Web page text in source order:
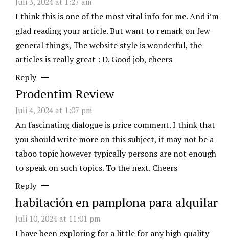
I think this is one of the most vital info for me. And i’m
glad reading your article. But want to remark on few
general things, The website style is wonderful, the
articles is really great : D. Good job, cheers
Reply
Prodentim Review
Juli 4, 2024 at 1:07 pm
An fascinating dialogue is price comment. I think that
you should write more on this subject, it may not be a
taboo topic however typically persons are not enough
to speak on such topics. To the next. Cheers
Reply
habitación en pamplona para alquilar
Juli 10, 2024 at 11:01 pm
I have been exploring for a little for any high quality